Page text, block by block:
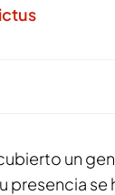
un
presencia